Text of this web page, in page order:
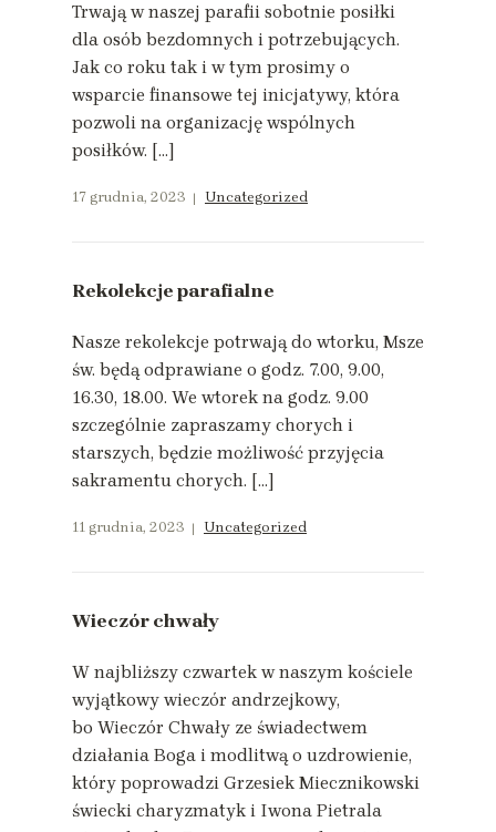
Trwają w naszej parafii sobotnie posiłki
dla osób bezdomnych i potrzebujących.
Jak co roku tak i w tym prosimy o
wsparcie finansowe tej inicjatywy, która
pozwoli na organizację wspólnych
posiłków. […]
17 grudnia, 2023 Uncategorized
Rekolekcje parafialne
Nasze rekolekcje potrwają do wtorku, Msze
św. będą odprawiane o godz. 7.00, 9.00,
16.30, 18.00. We wtorek na godz. 9.00
szczególnie zapraszamy chorych i
starszych, będzie możliwość przyjęcia
sakramentu chorych. […]
11 grudnia, 2023 Uncategorized
Wieczór chwały
W najbliższy czwartek w naszym kościele
wyjątkowy wieczór andrzejkowy,
bo Wieczór Chwały ze świadectwem
działania Boga i modlitwą o uzdrowienie,
który poprowadzi Grzesiek Miecznikowski
świecki charyzmatyk i Iwona Pietrala